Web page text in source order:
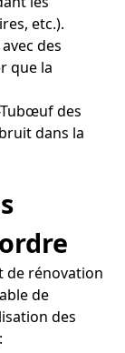
etc.).
des
que la
des
dans la
de rénovation
de
des